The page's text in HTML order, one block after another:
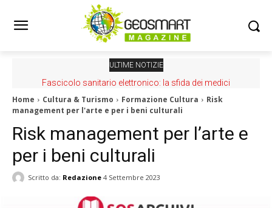
ULTIME NOTIZIE
Fascicolo sanitario elettronico: la sfida dei medici
Carta Strutturale dei Mari Italiani: online la nuova mappa
Home Cultura & Turismo Formazione Cultura
Risk
management per l'arte e per i beni culturali
Risk management per l’arte e
per i beni culturali
Scritto da: Redazione 4 Settembre 2023